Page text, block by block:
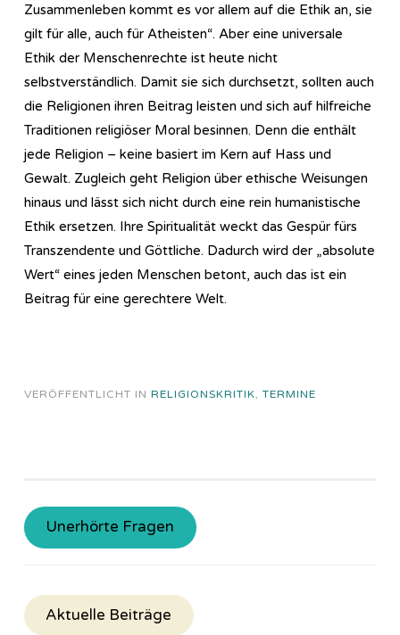
Zusammenleben kommt es vor allem auf die Ethik an, sie
gilt für alle, auch für Atheisten“. Aber eine universale
Ethik der Menschenrechte ist heute nicht
selbstverständlich. Damit sie sich durchsetzt, sollten auch
die Religionen ihren Beitrag leisten und sich auf hilfreiche
Traditionen religiöser Moral besinnen. Denn die enthält
jede Religion – keine basiert im Kern auf Hass und
Gewalt. Zugleich geht Religion über ethische Weisungen
hinaus und lässt sich nicht durch eine rein humanistische
Ethik ersetzen. Ihre Spiritualität weckt das Gespür fürs
Transzendente und Göttliche. Dadurch wird der „absolute
Wert“ eines jeden Menschen betont, auch das ist ein
Beitrag für eine gerechtere Welt.
VERÖFFENTLICHT IN RELIGIONSKRITIK, TERMINE
Unerhörte Fragen
Aktuelle Beiträge